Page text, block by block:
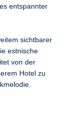
entspannter
sichtbarer
estnische
von der
Hotel zu